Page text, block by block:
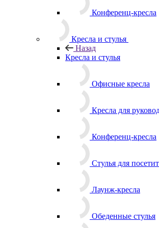
Конференц-кресла
Кресла и стулья
Назад
Кресла и стулья
Офисные кресла
Кресла для
Конференц-кресла
Стулья для
Лаунж-кресла
Обеденные стулья